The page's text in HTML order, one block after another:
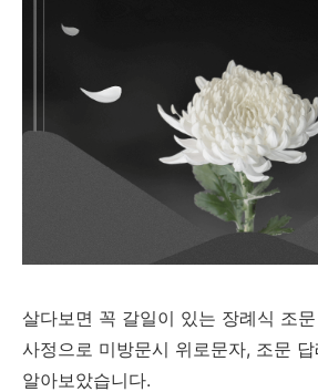
살다보면 꼭 갈일이 있는 장례식 조
사정으로 미방문시 위로문자, 조문
알아보았습니다.